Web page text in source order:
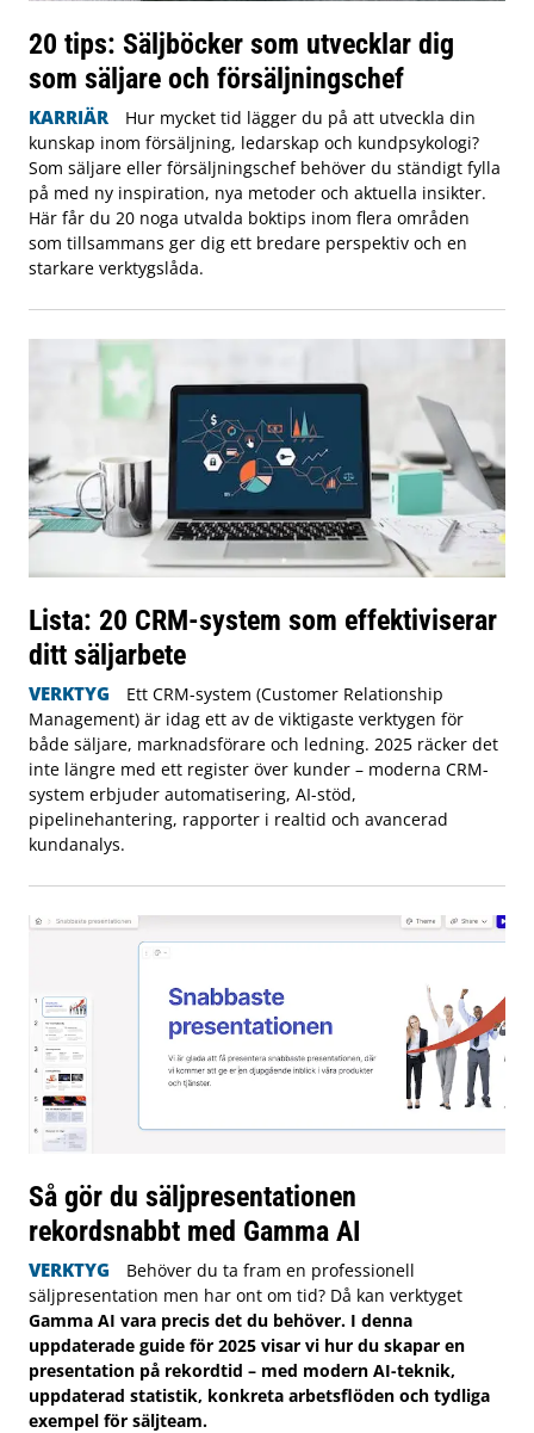
20 tips: Säljböcker som utvecklar dig
som säljare och försäljningschef
KARRIÄR
Hur mycket tid lägger du på att utveckla din
kunskap inom försäljning, ledarskap och kundpsykologi?
Som säljare eller försäljningschef behöver du ständigt fylla
på med ny inspiration, nya metoder och aktuella insikter.
Här får du 20 noga utvalda boktips inom flera områden
som tillsammans ger dig ett bredare perspektiv och en
starkare verktygslåda.
Lista: 20 CRM-system som effektiviserar
ditt säljarbete
VERKTYG
Ett CRM-system (Customer Relationship
Management) är idag ett av de viktigaste verktygen för
både säljare, marknadsförare och ledning. 2025 räcker det
inte längre med ett register över kunder – moderna CRM-
system erbjuder automatisering, AI-stöd,
pipelinehantering, rapporter i realtid och avancerad
kundanalys.
Så gör du säljpresentationen
rekordsnabbt med Gamma AI
VERKTYG
Behöver du ta fram en professionell
säljpresentation men har ont om tid? Då kan verktyget
Gamma AI vara precis det du behöver. I denna
uppdaterade guide för 2025 visar vi hur du skapar en
presentation på rekordtid – med modern AI-teknik,
uppdaterad statistik, konkreta arbetsflöden och tydliga
exempel för säljteam.